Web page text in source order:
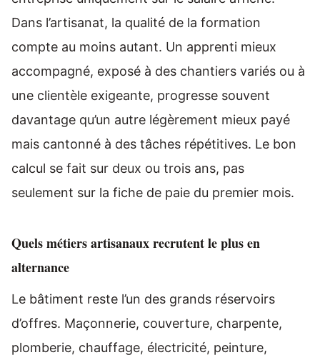
Dans l’artisanat, la qualité de la formation
compte au moins autant. Un apprenti mieux
accompagné, exposé à des chantiers variés ou à
une clientèle exigeante, progresse souvent
davantage qu’un autre légèrement mieux payé
mais cantonné à des tâches répétitives. Le bon
calcul se fait sur deux ou trois ans, pas
seulement sur la fiche de paie du premier mois.
Quels métiers artisanaux recrutent le plus en
alternance
Le bâtiment reste l’un des grands réservoirs
d’offres. Maçonnerie, couverture, charpente,
plomberie, chauffage, électricité, peinture,